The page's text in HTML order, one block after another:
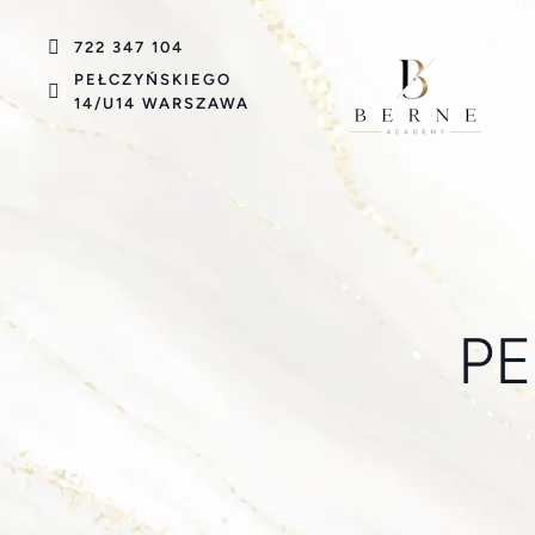
722 347 104
PEŁCZYŃSKIEGO
14/U14 WARSZAWA